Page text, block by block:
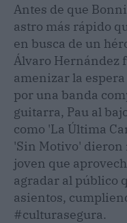
Antes de que
astro más rápido
en busca de un
Álvaro Hernández
amenizar la
por una banda
guitarra, Pau al
como 'La Última
'Sin Motivo' dieron
joven que
agradar al público
asientos,
#culturasegura.